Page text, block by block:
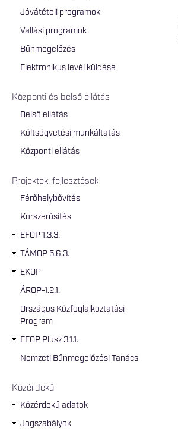
Jóvátételi programok
Vallási programok
Bűnmegelőzés
Elektronikus levél küldése
Központi és belső ellátás
Belső ellátás
Költségvetési munkáltatás
Központi ellátás
Projektek, fejlesztések
Férőhelybővítés
Korszerűsítés
EFOP 1.3.3.
TÁMOP 5.6.3.
EKOP
ÁROP-1.2.1.
Országos Közfoglalkoztatási
Program
EFOP Plusz 3.1.1.
Nemzeti Bűnmegelőzési Tanács
Közérdekű
Közérdekű adatok
Jogszabályok